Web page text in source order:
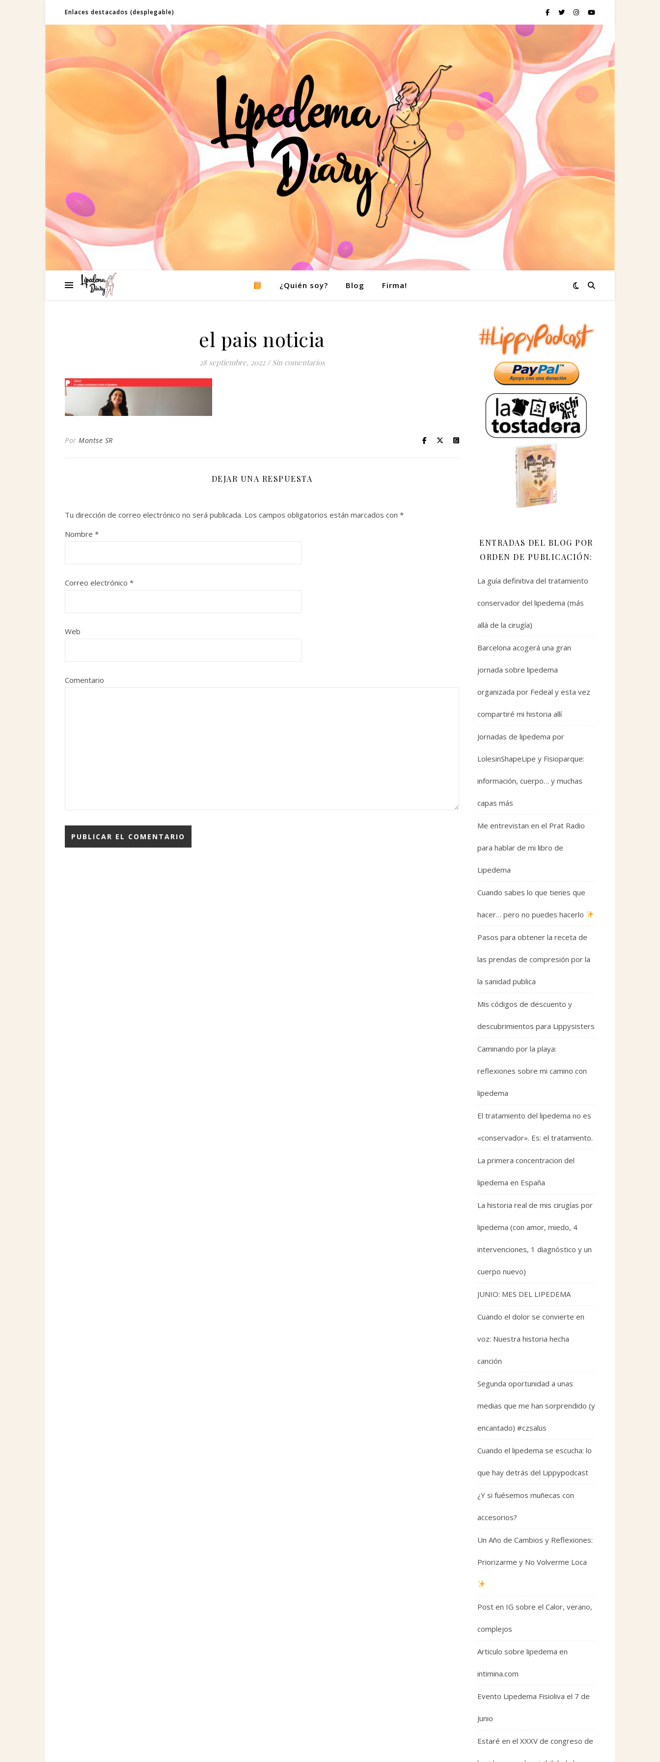
Enlaces destacados (desplegable)
¿Quién soy? Blog Firma!
el pais noticia
28 septiembre, 2022 / Sin comentarios
Por Montse SR
DEJAR UNA RESPUESTA
Tu dirección de correo electrónico no será publicada. Los campos obligatorios están marcados con *
Nombre *
Correo electrónico *
Web
Comentario
ENTRADAS DEL BLOG POR
ORDEN DE PUBLICACIÓN:
La guía definitiva del tratamiento
conservador del lipedema (más
allá de la cirugía)
Barcelona acogerá una gran
jornada sobre lipedema
organizada por Fedeal y esta vez
compartiré mi historia allí
Jornadas de lipedema por
LolesinShapeLipe y Fisioparque:
información, cuerpo… y muchas
capas más
Me entrevistan en el Prat Radio
para hablar de mi libro de
Lipedema
Cuando sabes lo que tienes que
hacer… pero no puedes hacerlo
Pasos para obtener la receta de
las prendas de compresión por la
la sanidad publica
Mis códigos de descuento y
descubrimientos para Lippysisters
Caminando por la playa:
reflexiones sobre mi camino con
lipedema
El tratamiento del lipedema no es
«conservador». Es: el tratamiento.
La primera concentracion del
lipedema en España
La historia real de mis cirugías por
lipedema (con amor, miedo, 4
intervenciones, 1 diagnóstico y un
cuerpo nuevo)
JUNIO: MES DEL LIPEDEMA
Cuando el dolor se convierte en
voz: Nuestra historia hecha
canción
Segunda oportunidad a unas
medias que me han sorprendido (y
encantado) #czsalus
Cuando el lipedema se escucha: lo
que hay detrás del Lippypodcast
¿Y si fuésemos muñecas con
accesorios?
Un Año de Cambios y Reflexiones:
Priorizarme y No Volverme Loca
Post en IG sobre el Calor, verano,
complejos
Articulo sobre lipedema en
intimina.com
Evento Lipedema Fisioliva el 7 de
Junio
Estaré en el XXXV de congreso de